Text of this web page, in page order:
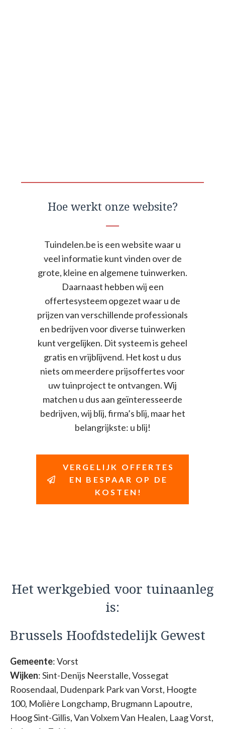
Hoe werkt onze website?
Tuindelen.be is een website waar u
veel informatie kunt vinden over de
grote, kleine en algemene tuinwerken.
Daarnaast hebben wij een
offertesysteem opgezet waar u de
prijzen van verschillende professionals
en bedrijven voor diverse tuinwerken
kunt vergelijken. Dit systeem is geheel
gratis en vrijblijvend. Het kost u dus
niets om meerdere prijsoffertes voor
uw tuinproject te ontvangen. Wij
matchen u dus aan geïnteresseerde
bedrijven, wij blij, firma’s blij, maar het
belangrijkste: u blij!
VERGELIJK OFFERTES
EN BESPAAR OP DE
KOSTEN!
Het werkgebied voor tuinaanleg
is:
Brussels Hoofdstedelijk Gewest
Gemeente: Vorst
Wijken: Sint-Denijs Neerstalle, Vossegat
Roosendaal, Dudenpark Park van Vorst, Hoogte
100, Molière Longchamp, Brugmann Lapoutre,
Hoog Sint-Gillis, Van Volxem Van Healen, Laag Vorst,